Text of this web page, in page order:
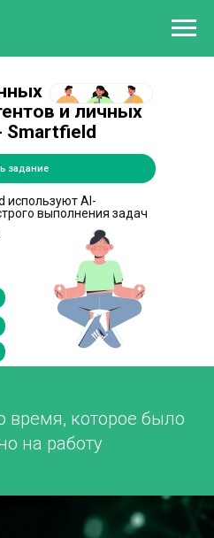
и личных
задание
используют AI-
выполнения задач
время, которое было
на работу